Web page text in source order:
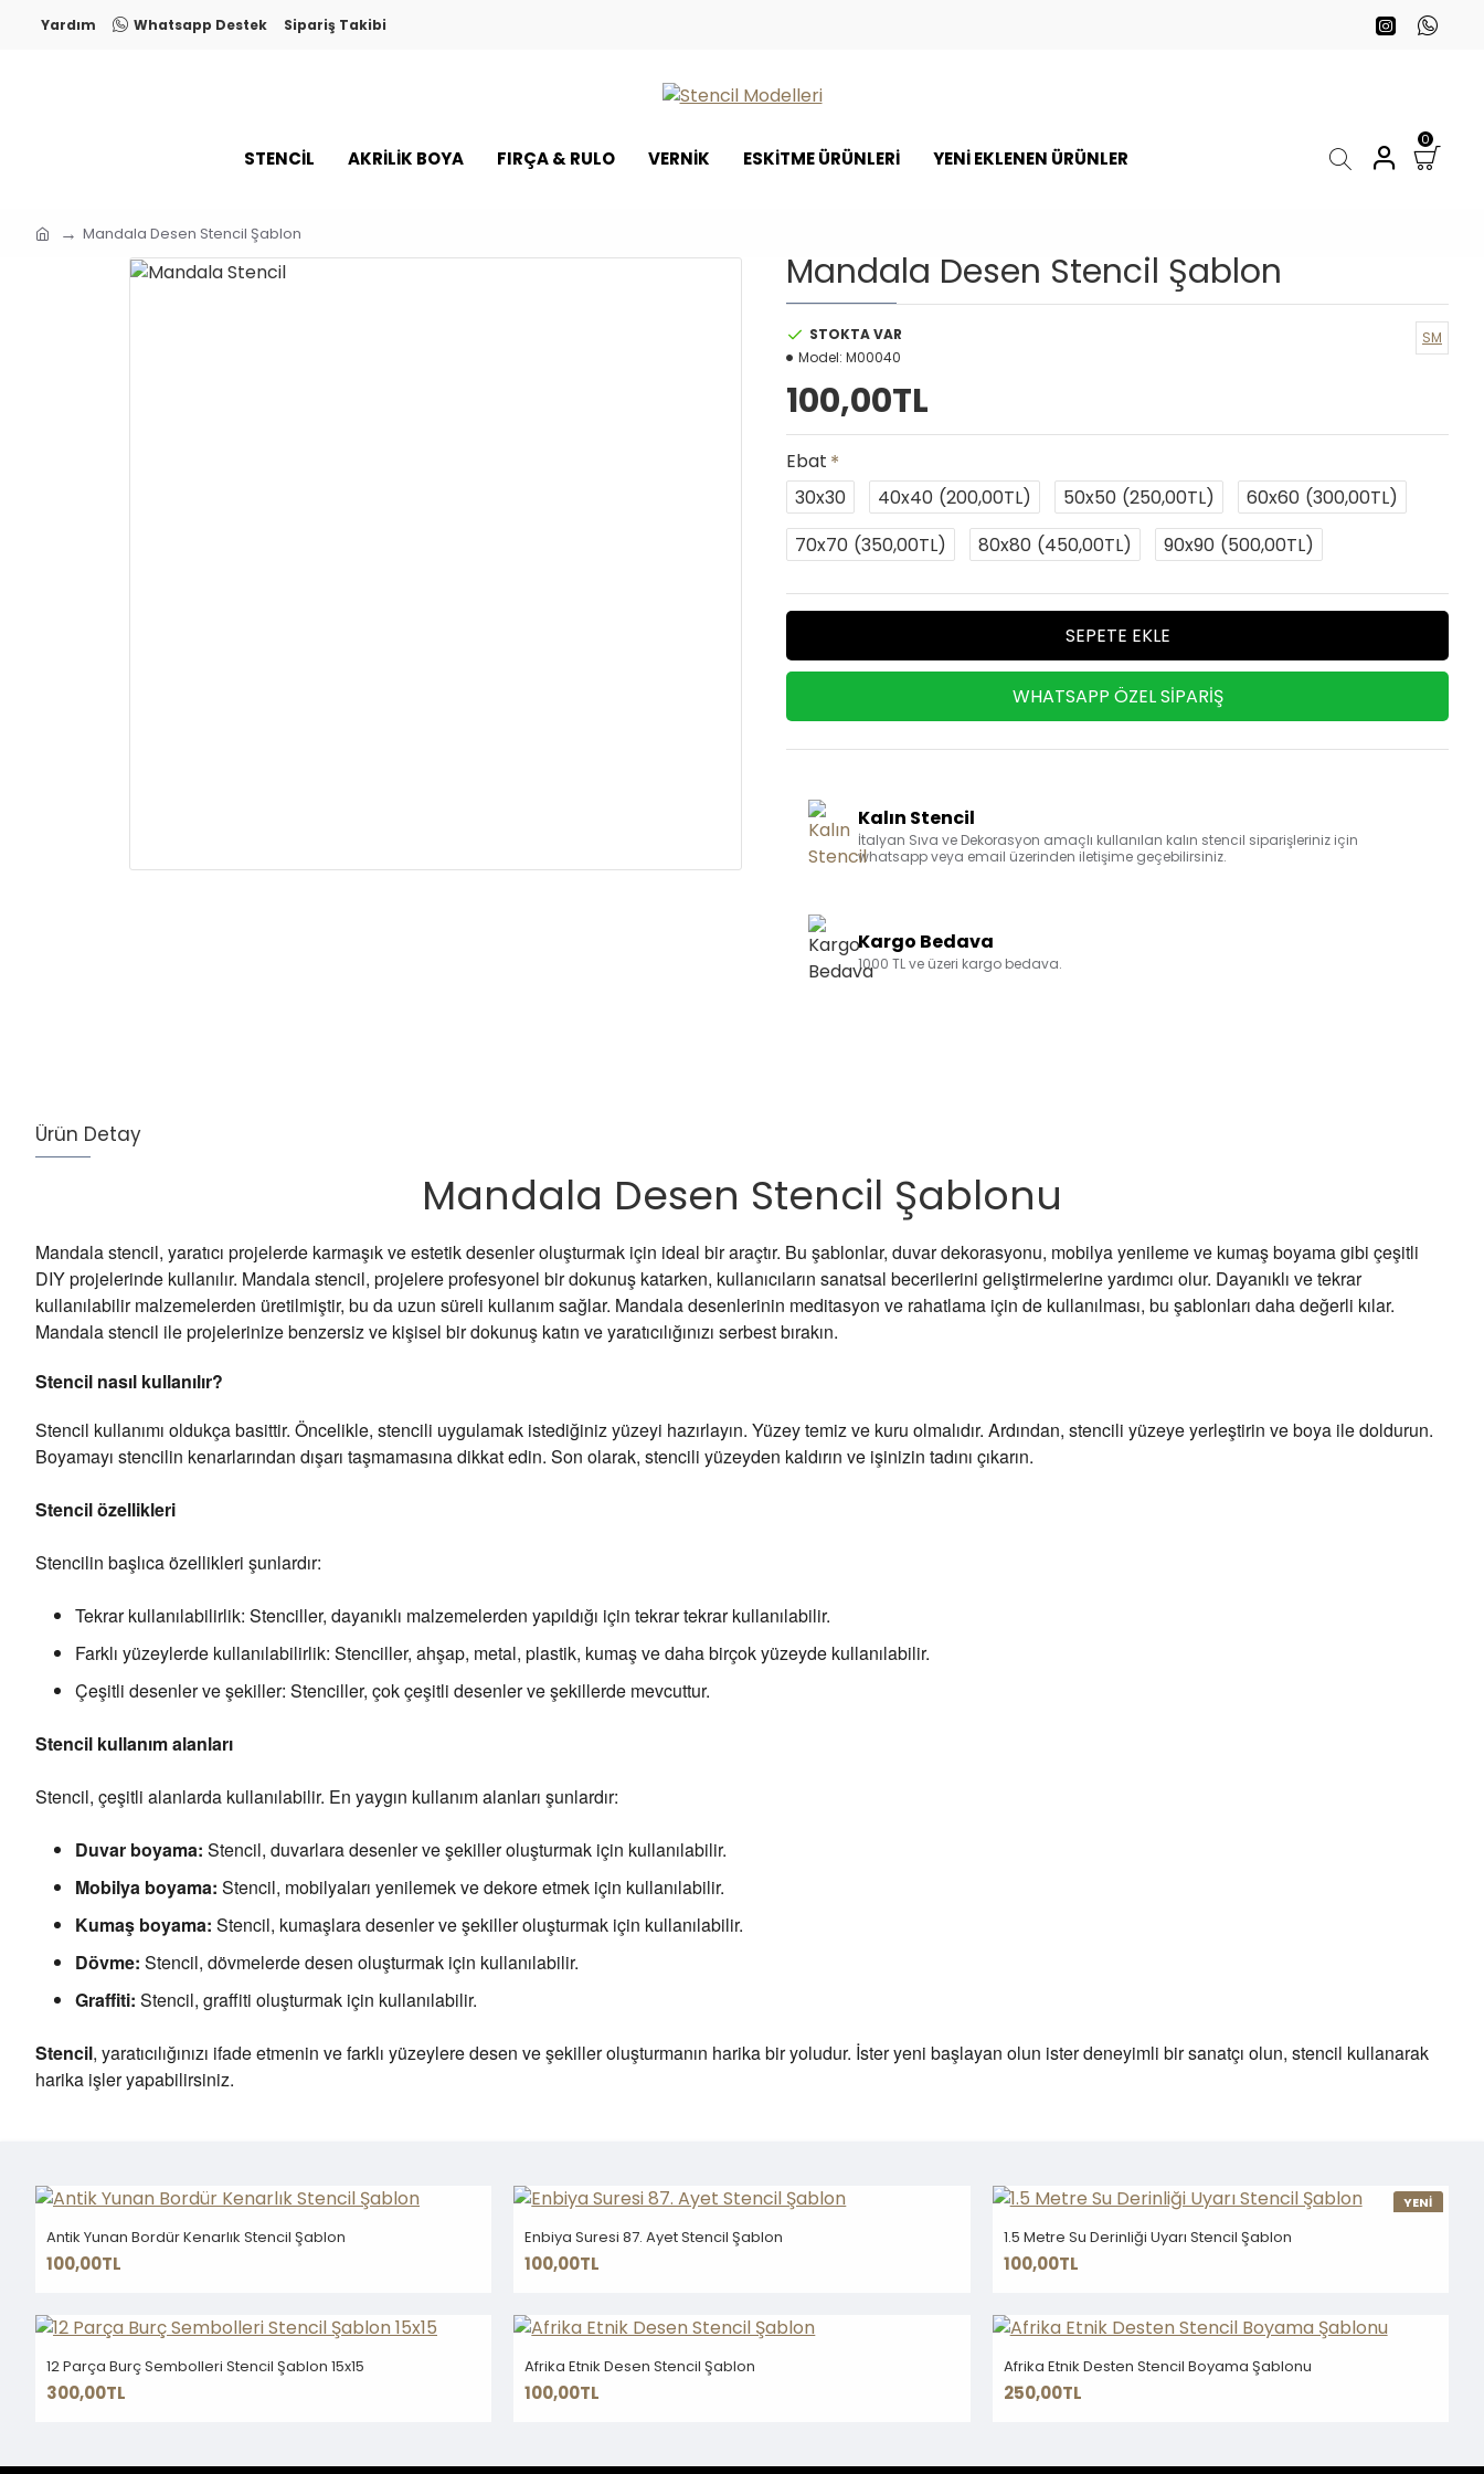
Yardım Whatsapp Destek Sipariş Takibi
STENCİL AKRİLİK BOYA FIRÇA & RULO VERNİK ESKİTME ÜRÜNLERİ YENI EKLENEN ÜRÜNLER
0
Mandala Desen Stencil Şablon
Mandala Desen Stencil Şablon
STOKTA VAR
Model: M00040
SM
100,00TL
Ebat
30x30
40x40 (200,00TL) 50x50 (250,00TL) 60x60 (300,00TL)
70x70 (350,00TL) 80x80 (450,00TL) 90x90 (500,00TL)
SEPETE EKLE
WHATSAPP ÖZEL SIPARIŞ
Kalın Stencil
İtalyan Sıva ve Dekorasyon amaçlı kullanılan kalın stencil siparişleriniz için
whatsapp veya email üzerinden iletişime geçebilirsiniz.
Kargo Bedava
1000 TL ve üzeri kargo bedava.
Ürün Detay
Mandala Desen Stencil Şablonu
Mandala stencil, yaratıcı projelerde karmaşık ve estetik desenler oluşturmak için ideal bir araçtır. Bu şablonlar, duvar dekorasyonu, mobilya yenileme ve kumaş boyama gibi çeşitli
DIY projelerinde kullanılır. Mandala stencil, projelere profesyonel bir dokunuş katarken, kullanıcıların sanatsal becerilerini geliştirmelerine yardımcı olur. Dayanıklı ve tekrar
kullanılabilir malzemelerden üretilmiştir, bu da uzun süreli kullanım sağlar. Mandala desenlerinin meditasyon ve rahatlama için de kullanılması, bu şablonları daha değerli kılar.
Mandala stencil ile projelerinize benzersiz ve kişisel bir dokunuş katın ve yaratıcılığınızı serbest bırakın.
Stencil nasıl kullanılır?
Stencil kullanımı oldukça basittir. Öncelikle, stencili uygulamak istediğiniz yüzeyi hazırlayın. Yüzey temiz ve kuru olmalıdır. Ardından, stencili yüzeye yerleştirin ve boya ile doldurun.
Boyamayı stencilin kenarlarından dışarı taşmamasına dikkat edin. Son olarak, stencili yüzeyden kaldırın ve işinizin tadını çıkarın.
Stencil özellikleri
Stencilin başlıca özellikleri şunlardır:
Tekrar kullanılabilirlik: Stenciller, dayanıklı malzemelerden yapıldığı için tekrar tekrar kullanılabilir.
Farklı yüzeylerde kullanılabilirlik: Stenciller, ahşap, metal, plastik, kumaş ve daha birçok yüzeyde kullanılabilir.
Çeşitli desenler ve şekiller: Stenciller, çok çeşitli desenler ve şekillerde mevcuttur.
Stencil kullanım alanları
Stencil, çeşitli alanlarda kullanılabilir. En yaygın kullanım alanları şunlardır:
Duvar boyama: Stencil, duvarlara desenler ve şekiller oluşturmak için kullanılabilir.
Mobilya boyama: Stencil, mobilyaları yenilemek ve dekore etmek için kullanılabilir.
Kumaş boyama: Stencil, kumaşlara desenler ve şekiller oluşturmak için kullanılabilir.
Dövme: Stencil, dövmelerde desen oluşturmak için kullanılabilir.
Graffiti: Stencil, graffiti oluşturmak için kullanılabilir.
Stencil, yaratıcılığınızı ifade etmenin ve farklı yüzeylere desen ve şekiller oluşturmanın harika bir yoludur. İster yeni başlayan olun ister deneyimli bir sanatçı olun, stencil kullanarak
harika işler yapabilirsiniz.
Antik Yunan Bordür Kenarlık Stencil Şablon
100,00TL
Enbiya Suresi 87. Ayet Stencil Şablon
100,00TL
YENİ
1.5 Metre Su Derinliği Uyarı Stencil Şablon
100,00TL
12 Parça Burç Sembolleri Stencil Şablon 15x15
300,00TL
Afrika Etnik Desen Stencil Şablon
100,00TL
Afrika Etnik Desten Stencil Boyama Şablonu
250,00TL